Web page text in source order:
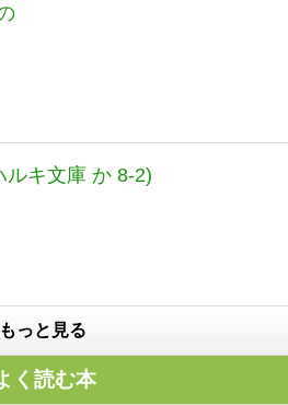
ルキ文庫 か 8-2)
もっと見る
く読む本